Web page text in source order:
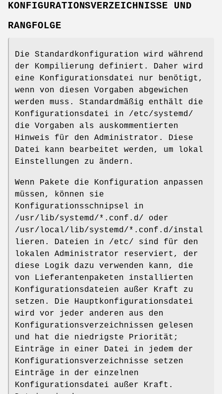
KONFIGURATIONSVERZEICHNISSE UND
RANGFOLGE
Die Standardkonfiguration wird während
der Kompilierung definiert. Daher wird
eine Konfigurationsdatei nur benötigt,
wenn von diesen Vorgaben abgewichen
werden muss. Standardmäßig enthält die
Konfigurationsdatei in /etc/systemd/
die Vorgaben als auskommentierten
Hinweis für den Administrator. Diese
Datei kann bearbeitet werden, um lokal
Einstellungen zu ändern.
Wenn Pakete die Konfiguration anpassen
müssen, können sie
Konfigurationsschnipsel in
/usr/lib/systemd/*.conf.d/ oder
/usr/local/lib/systemd/*.conf.d/instal
lieren. Dateien in /etc/ sind für den
lokalen Administrator reserviert, der
diese Logik dazu verwenden kann, die
von Lieferantenpaketen installierten
Konfigurationsdateien außer Kraft zu
setzen. Die Hauptkonfigurationsdatei
wird vor jeder anderen aus den
Konfigurationsverzeichnissen gelesen
und hat die niedrigste Priorität;
Einträge in einer Datei in jedem der
Konfigurationsverzeichnisse setzen
Einträge in der einzelnen
Konfigurationsdatei außer Kraft.